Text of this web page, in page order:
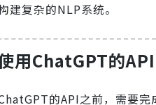
建复杂的NLP系统。
用ChatGPT的
的API之前，需要完